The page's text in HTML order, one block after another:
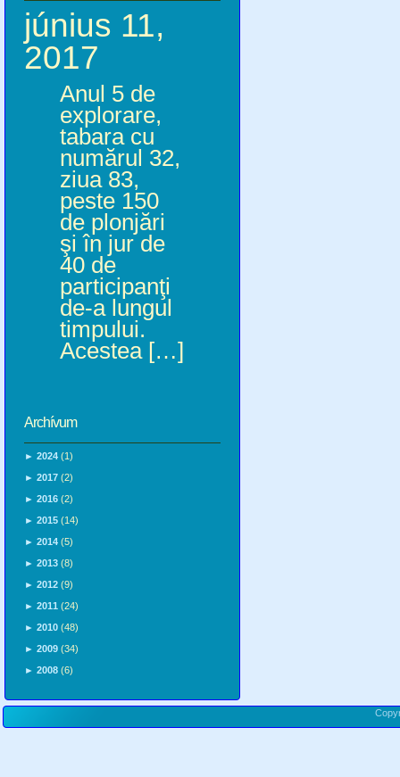
június 11,
2017
Anul 5 de
explorare,
tabara cu
numărul 32,
ziua 83,
peste 150
de plonjări
şi în jur de
40 de
participanţi
de-a lungul
timpului.
Acestea […]
Archívum
► 2024 (1)
► 2017 (2)
► 2016 (2)
► 2015 (14)
► 2014 (5)
► 2013 (8)
► 2012 (9)
► 2011 (24)
► 2010 (48)
► 2009 (34)
► 2008 (6)